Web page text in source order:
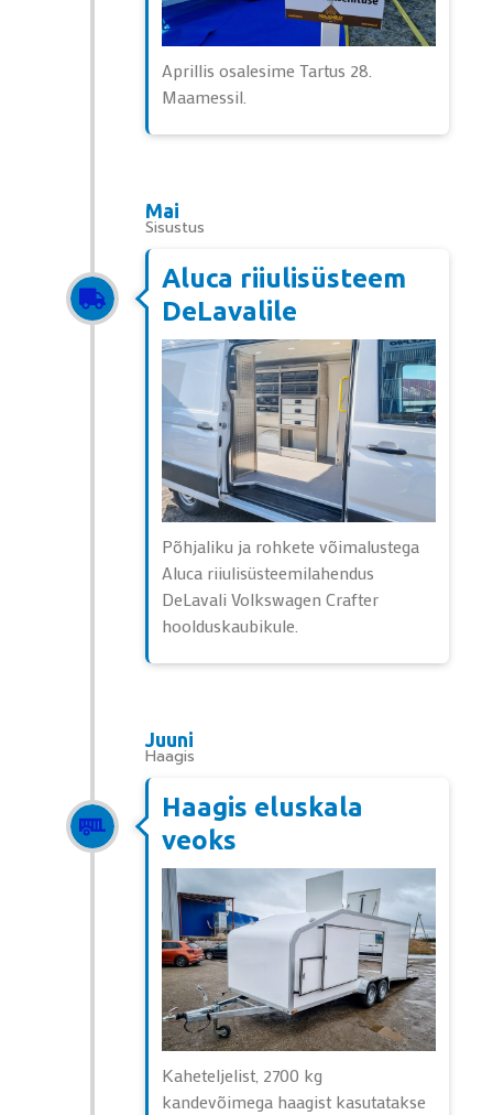
Aprillis osalesime Tartus 28.
Maamessil.
Mai
Sisustus
Aluca riiulisüsteem
DeLavalile
Põhjaliku ja rohkete võimalustega
Aluca riiulisüsteemilahendus
DeLavali Volkswagen Crafter
hoolduskaubikule.
Juuni
Haagis
Haagis eluskala
veoks
Kaheteljelist, 2700 kg
kandevõimega haagist kasutatakse